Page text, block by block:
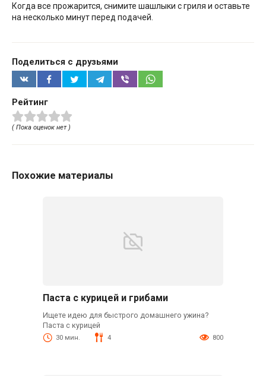
Когда все прожарится, снимите шашлыки с гриля и оставьте
на несколько минут перед подачей.
Поделиться с друзьями
Рейтинг
( Пока оценок нет )
Похожие материалы
Паста с курицей и грибами
Ищете идею для быстрого домашнего ужина?
Паста с курицей
30 мин. 4 800